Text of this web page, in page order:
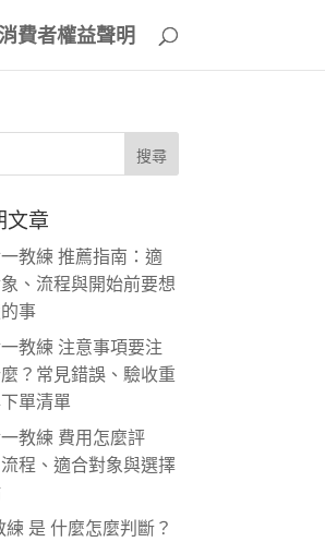
費者權益聲明
文章
教練 推薦指南：適
、流程與開始前要想
事
教練 注意事項要注
？常見錯誤、驗收重
單清單
教練 費用怎麼評
程、適合對象與選擇
練 是 什麼怎麼判斷？